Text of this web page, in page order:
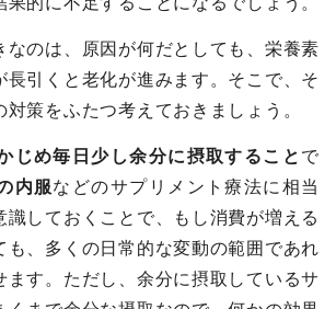
なのは、原因が何だとしても、栄養素
長引くと老化が進みます。そこで、そ
対策をふたつ考えておきましょう。
じめ毎日少し余分に摂取すること で
内服などのサプリメント療法に相当
識しておくことで、もし消費が増える
も、多くの日常的な変動の範囲であれ
ます。ただし、余分に摂取しているサ